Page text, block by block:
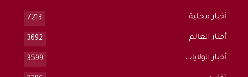
أخبار محلية 7213
أخبار العالم 3692
أخبار الولايات 3599